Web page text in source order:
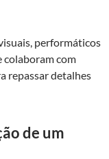
performáticos
colaboram com
repassar detalhes
de um